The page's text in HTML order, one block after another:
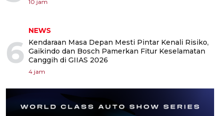
10 jam
6
NEWS
Kendaraan Masa Depan Mesti Pintar Kenali Risiko,
Gaikindo dan Bosch Pamerkan Fitur Keselamatan
Canggih di GIIAS 2026
4 jam